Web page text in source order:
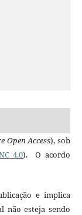
Open Access), sob
4.0). O acordo
e implica
não esteja sendo